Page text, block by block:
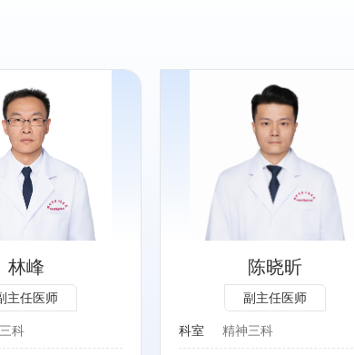
林峰
主任医师
科
陈晓昕
副主任医师
科室 精神三科
：
碍、睡眠障碍、焦虑
他精神疾病